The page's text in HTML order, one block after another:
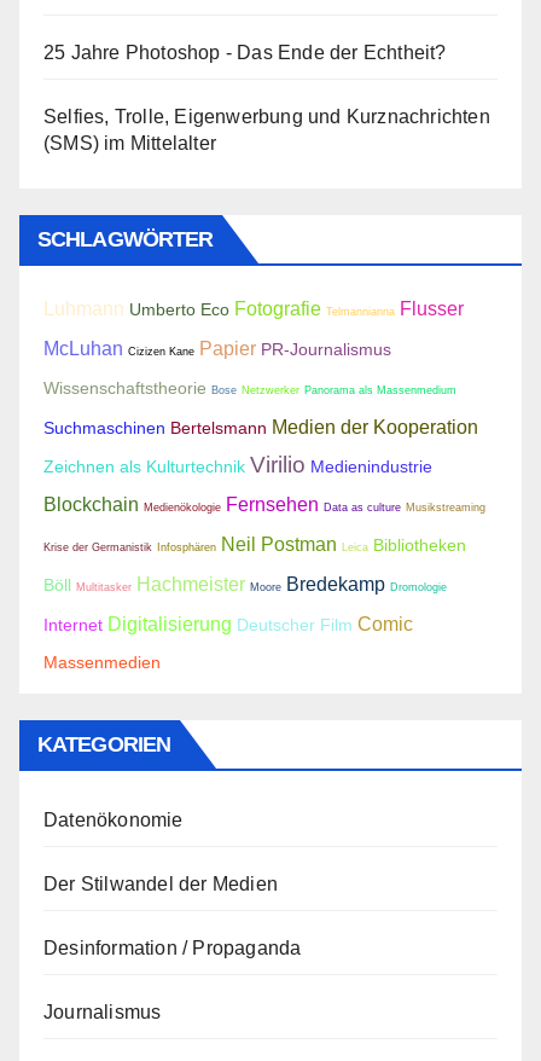
25 Jahre Photoshop - Das Ende der Echtheit?
Selfies, Trolle, Eigenwerbung und Kurznachrichten
(SMS) im Mittelalter
SCHLAGWÖRTER
Luhmann Umberto Eco Fotografie Telmannianna Flusser
McLuhan Cizizen Kane Papier PR-Journalismus
Wissenschaftstheorie Bose Netzwerker Panorama als Massenmedium
Suchmaschinen Bertelsmann Medien der Kooperation
Zeichnen als Kulturtechnik Virilio Medienindustrie
Blockchain Medienökologie Fernsehen Data as culture Musikstreaming
Krise der Germanistik Infosphären Neil Postman Leica Bibliotheken
Böll Multitasker Hachmeister Moore Bredekamp Dromologie
Internet Digitalisierung Deutscher Film Comic
Massenmedien
KATEGORIEN
Datenökonomie
Der Stilwandel der Medien
Desinformation / Propaganda
Journalismus